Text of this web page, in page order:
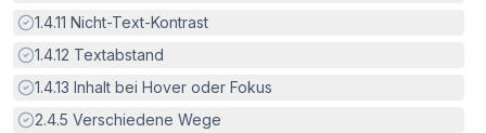
Erfüllt:
1.4.11 Nicht-Text-Kontrast
Erfüllt:
1.4.12 Textabstand
Erfüllt:
1.4.13 Inhalt bei Hover oder Fokus
Erfüllt:
2.4.5 Verschiedene Wege